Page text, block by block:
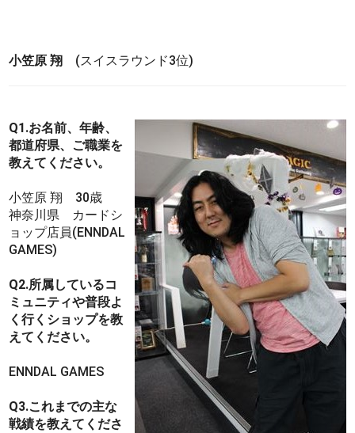
小笠原 翔 (スイスラウンド3位)
Q1.お名前、年齢、
都道府県、ご職業を
教えてください。
小笠原 翔 30歳
神奈川県 カードシ
ョップ店員(ENNDAL
GAMES)
Q2.所属しているコ
ミュニティや普段よ
く行くショップを教
えてください。
ENNDAL GAMES
Q3.これまでの主な
戦績を教えてくださ